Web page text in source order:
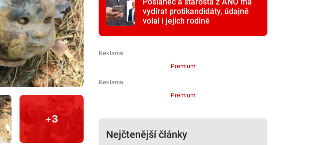
+3
vydírat protikandidáty, údajně
volal i jejich rodině
Premium
Premium
Nejčtenější články